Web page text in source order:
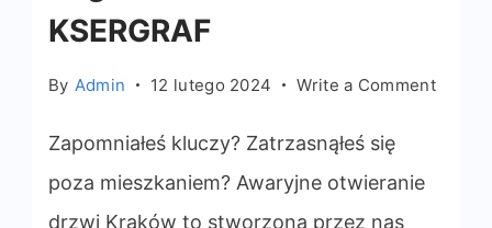
KSERGRAF
By Admin 12 lutego 2024 Write a Commenton
Zapomniałeś kluczy? Zatrzasnąłeś się
poza mieszkaniem? Awaryjne otwieranie
drzwi Kraków to stworzona przez nas